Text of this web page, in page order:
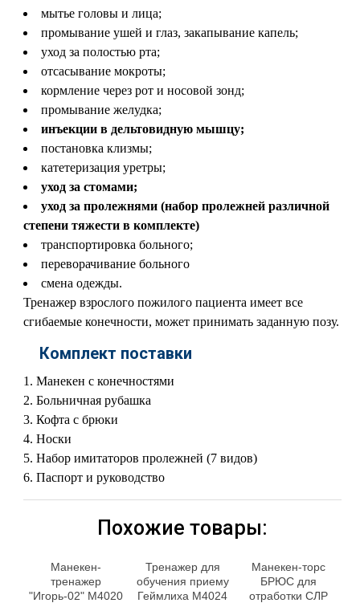
мытье головы и лица;
промывание ушей и глаз, закапывание капель;
уход за полостью рта;
отсасывание мокроты;
кормление через рот и носовой зонд;
промывание желудка;
инъекции в дельтовидную мышцу;
постановка клизмы;
катетеризация уретры;
уход за стомами;
уход за пролежнями (набор пролежней различной
степени тяжести в комплекте)
транспортировка больного;
переворачивание больного
смена одежды.
Тренажер взрослого пожилого пациента имеет все
сгибаемые конечности, может принимать заданную позу.
Комплект поставки
Манекен с конечностями
Больничная рубашка
Кофта с брюки
Носки
Набор имитаторов пролежней (7 видов)
Паспорт и руководство
Похожие товары:
Манекен-
тренажер
"Игорь-02" М4020
Тренажер для
обучения приему
Геймлиха М4024
Манекен-торс
БРЮС для
отработки СЛР